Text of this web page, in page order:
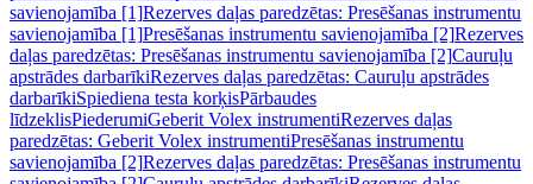
savienojamība [1]Rezerves daļas paredzētas: Presēšanas instrumentu
savienojamība [1]Presēšanas instrumentu savienojamība [2]Rezerves
daļas paredzētas: Presēšanas instrumentu savienojamība [2]Cauruļu
apstrādes darbarīkiRezerves daļas paredzētas: Cauruļu apstrādes
darbarīkiSpiediena testa korķisPārbaudes
līdzeklisPiederumiGeberit Volex instrumentiRezerves daļas
paredzētas: Geberit Volex instrumentiPresēšanas instrumentu
savienojamība [2]Rezerves daļas paredzētas: Presēšanas instrumentu